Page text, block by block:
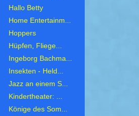
Hallo Betty
Home Entertainm...
Hoppers
Hüpfen, Fliege...
Ingeborg Bachma...
Insekten - Held...
Jazz an einem S...
Kindertheater: ...
Könige des Som...